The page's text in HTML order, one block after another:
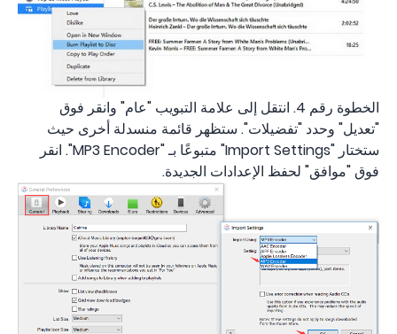
الخطوة رقم 4. انتقل إلى علامة التبويب "عام" وانقر فوق
"تعديل" وحدد "تفضيلات". ستظهر قائمة منسدلة أخرى حيث
ستختار "Import Settings" متبوعًا بـ "MP3 Encoder". انقر
فوق "موافق" لحفظ الإعدادات الجديدة.